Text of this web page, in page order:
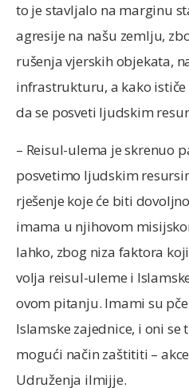
to je stavljalo na marginu
agresije na našu zemlju,
rušenja vjerskih objekata,
infrastrukturu, a kako
da se posveti ljudskim
– Reisul-ulema je skrenuo
posvetimo ljudskim
rješenje koje će biti
imama u njihovom
lahko, zbog niza faktora
volja reisul-uleme i
ovom pitanju. Imami su
Islamske zajednice, i oni
mogući način zaštititi –
Udruženja ilmijje.